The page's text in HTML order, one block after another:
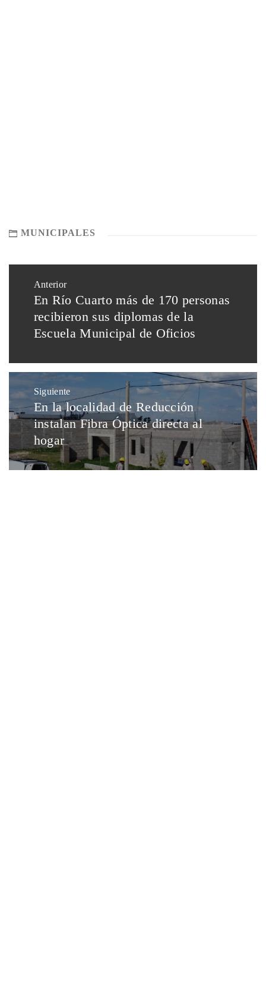
MUNICIPALES
Anterior
En Río Cuarto más de 170 personas
recibieron sus diplomas de la
Escuela Municipal de Oficios
Siguiente
En la localidad de Reducción
instalan Fibra Óptica directa al
hogar